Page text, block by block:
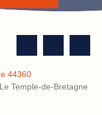
44360
Temple-de-Bretagne